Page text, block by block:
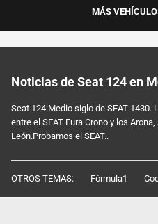
MÁS
Noticias de Seat 124 en
Seat 124:Medio siglo de SEAT 1430.
entre el SEAT Fura Crono y los
León.Probamos el SEAT..
OTROS TEMAS: Fórmula1